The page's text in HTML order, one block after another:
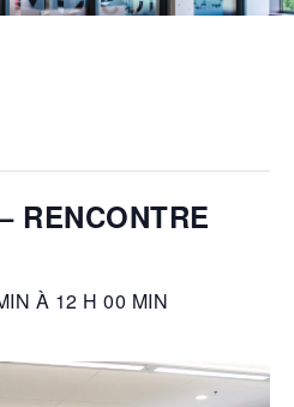
RENCONTRE
À 12 H 00 MIN